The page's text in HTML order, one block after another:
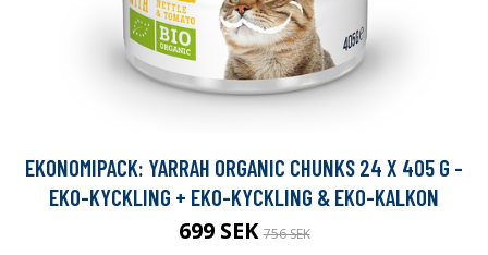
EKONOMIPACK: YARRAH ORGANIC CHUNKS 24 X 405 G -
EKO-KYCKLING + EKO-KYCKLING & EKO-KALKON
699 SEK756 SEK